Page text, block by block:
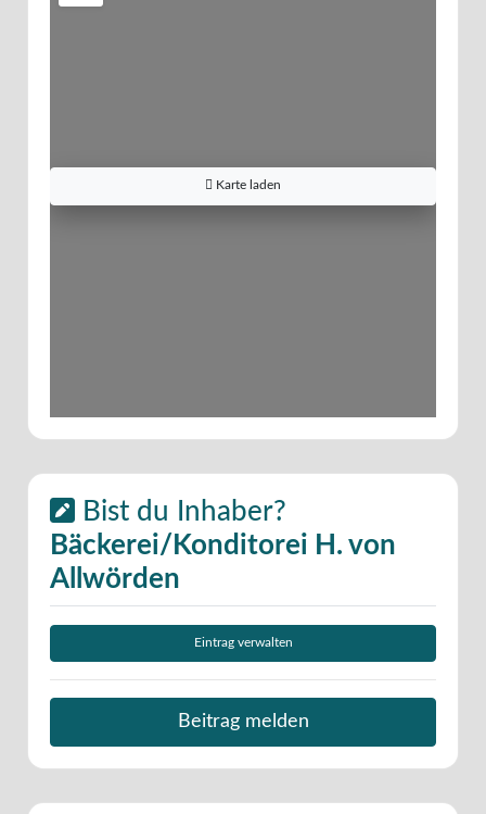
Karte laden
Bist du Inhaber?
Bäckerei/Konditorei H. von
Allwörden
Eintrag verwalten
Beitrag melden